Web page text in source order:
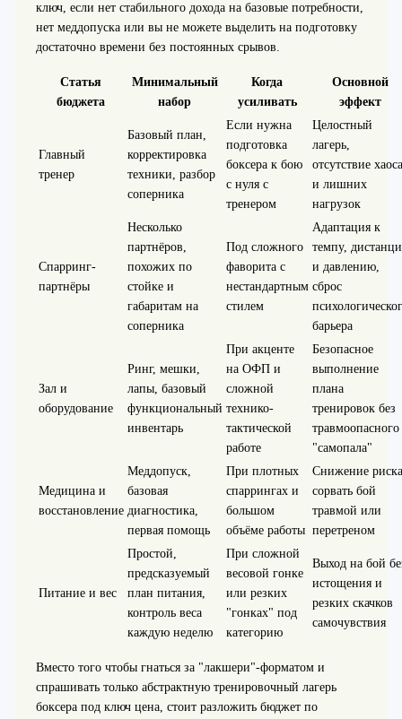
ключ, если нет стабильного дохода на базовые потребности,
нет меддопуска или вы не можете выделить на подготовку
достаточно времени без постоянных срывов.
Статья
бюджета
Минимальный
набор
Когда
усиливать
Основной
эффект
Главный
тренер
Базовый план,
корректировка
техники, разбор
соперника
Если нужна
подготовка
боксера к бою
с нуля с
тренером
Целостный
лагерь,
отсутствие хаоса
и лишних
нагрузок
Спарринг-
партнёры
Несколько
партнёров,
похожих по
стойке и
габаритам на
соперника
Под сложного
фаворита с
нестандартным
стилем
Адаптация к
темпу,
и давлению,
сброс
барьера
Зал и
оборудование
Ринг, мешки,
лапы, базовый
функциональный
инвентарь
При акценте
на ОФП и
сложной
технико-
тактической
работе
Безопасное
выполнение
плана
тренировок без
травмоопасного
"самопала"
Медицина и
восстановление
Меддопуск,
базовая
диагностика,
первая помощь
При плотных
спаррингах и
большом
объёме работы
Снижение риска
сорвать бой
травмой или
перетреном
Питание и вес
Простой,
предсказуемый
план питания,
контроль веса
каждую неделю
При сложной
весовой гонке
или резких
"гонках" под
категорию
Выход на бой
истощения и
резких скачков
самочувствия
Вместо того чтобы гнаться за "лакшери"-форматом и
спрашивать только абстрактную тренировочный лагерь
боксера под ключ цена, стоит разложить бюджет по